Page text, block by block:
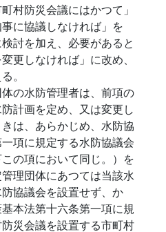
村防災会議にはかつて」
に協議しなければ」を
討を加え、必要があると
更しなければ」に改め、
。
の水防管理者は、前項の
計画を定め、又は変更し
は、あらかじめ、水防協
項に規定する水防協議会
の項において同じ。）を
理団体にあつては当該水
協議会を設置せず、か
本法第十六条第一項に規
災会議を設置する市町村